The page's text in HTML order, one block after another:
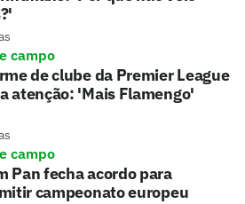
campo
de clube da Premier League
atenção: 'Mais Flamengo'
campo
Pan fecha acordo para
campeonato europeu